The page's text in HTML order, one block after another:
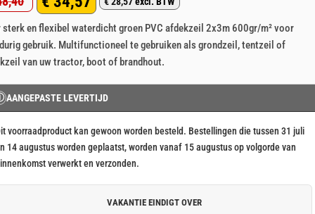
klant
sterk en flexibel waterdicht groen PVC afdekzeil 2x3m 600gr/m² voor
gebruik. Multifunctioneel te gebruiken als grondzeil, tentzeil of
van uw tractor, boot of brandhout.
AANGEPASTE LEVERTIJD
voorraadproduct kan gewoon worden besteld. Bestellingen die tussen 31 juli
14 augustus worden geplaatst, worden vanaf 15 augustus op volgorde van
verwerkt en verzonden.
VAKANTIE EINDIGT OVER